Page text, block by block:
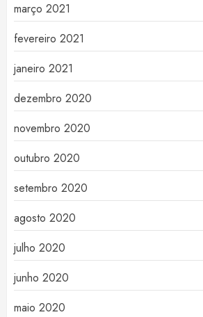
março 2021
fevereiro 2021
janeiro 2021
dezembro 2020
novembro 2020
outubro 2020
setembro 2020
agosto 2020
julho 2020
junho 2020
maio 2020